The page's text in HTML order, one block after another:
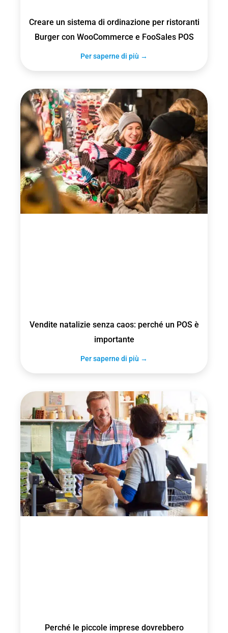
Creare un sistema di ordinazione per ristoranti
Burger con WooCommerce e FooSales POS
Per saperne di più →
Vendite natalizie senza caos: perché un POS è
importante
Per saperne di più →
Perché le piccole imprese dovrebbero